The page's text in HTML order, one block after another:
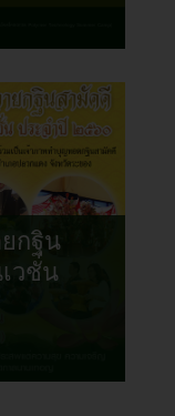
กฐิน
วชั่น